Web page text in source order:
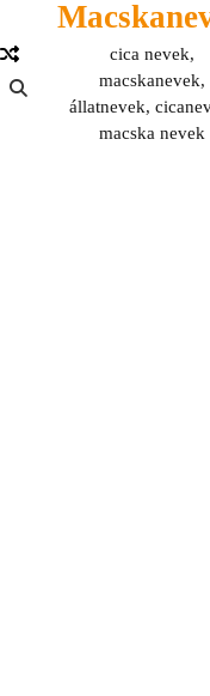
cica nevek,
macskanevek,
állatnevek,
macska nevek